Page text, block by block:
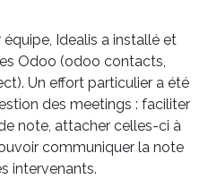
Idealis a installé et
Odoo (odoo contacts,
Un effort particulier a été
des meetings : faciliter
note, attacher celles-ci à
communiquer la note
intervenants.